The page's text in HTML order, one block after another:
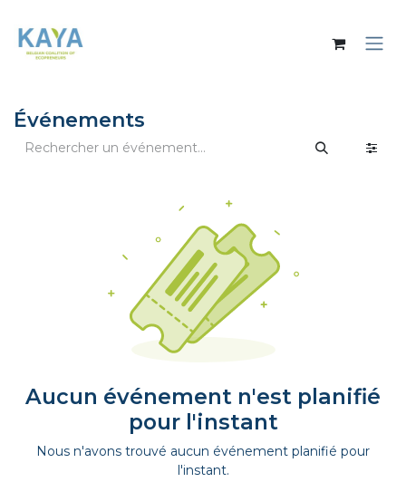
Événements
Aucun événement n'est planifié
pour l'instant
Nous n'avons trouvé aucun événement planifié pour
l'instant.